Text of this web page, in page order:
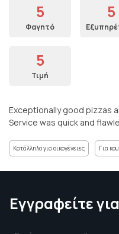
5
Φαγητό
5
5
Τιμή
Exceptionally good pizzas
Service was quick and
Κατάλληλο για οικογένειες Για
Εγγραφείτε